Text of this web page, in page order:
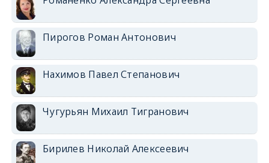
Пирогов Роман Антонович
Нахимов Павел Степанович
Чугурьян Михаил Тигранович
Бирилев Николай Алексеевич